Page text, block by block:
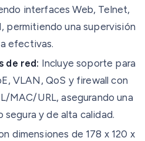
interfaces Web, Telnet,
permitiendo una supervisión
efectivas.
de red: Incluye soporte para
VLAN, QoS y firewall con
MAC/URL, asegurando una
segura y de alta calidad.
dimensiones de 178 x 120 x